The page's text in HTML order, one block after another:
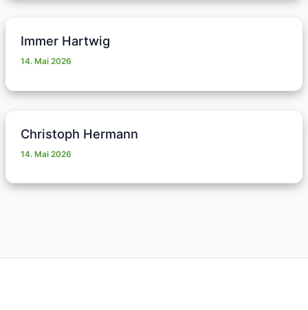
Immer Hartwig
14. Mai 2026
Christoph Hermann
14. Mai 2026